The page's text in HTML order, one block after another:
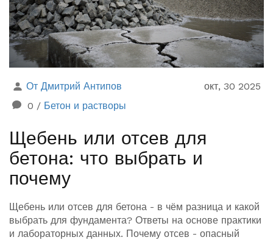
От Дмитрий Антипов
окт, 30 2025
0 / Бетон и растворы
Щебень или отсев для
бетона: что выбрать и
почему
Щебень или отсев для бетона - в чём разница и какой
выбрать для фундамента? Ответы на основе практики
и лабораторных данных. Почему отсев - опасный